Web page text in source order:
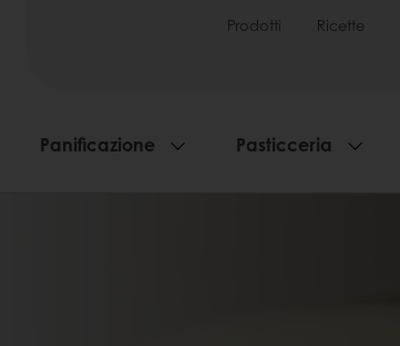
Prodotti Ricette
Panificazione Pasticceria